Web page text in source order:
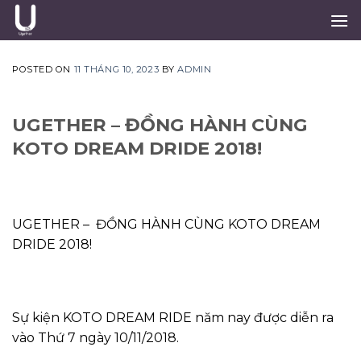
Skip
POSTED ON 11 THÁNG 10, 2023 BYADMIN
UGETHER – ĐỒNG HÀNH CÙNG
KOTO DREAM DRIDE 2018!
UGETHER – ĐỒNG HÀNH CÙNG KOTO DREAM
DRIDE 2018!
Sự kiện KOTO DREAM RIDE năm nay được diễn ra
vào Thứ 7 ngày 10/11/2018.